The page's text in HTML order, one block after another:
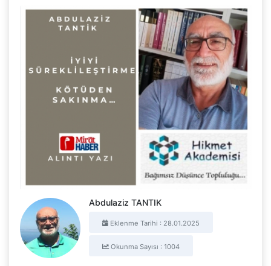
Abdulaziz TANTIK
Eklenme Tarihi : 28.01.2025
Okunma Sayısı : 1004